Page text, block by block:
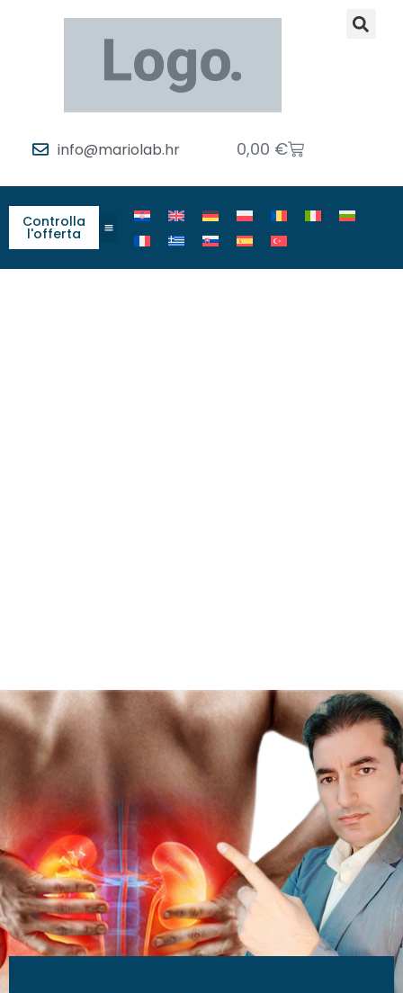
info@mariolab.hr 0,00 €
Controlla
l'offerta